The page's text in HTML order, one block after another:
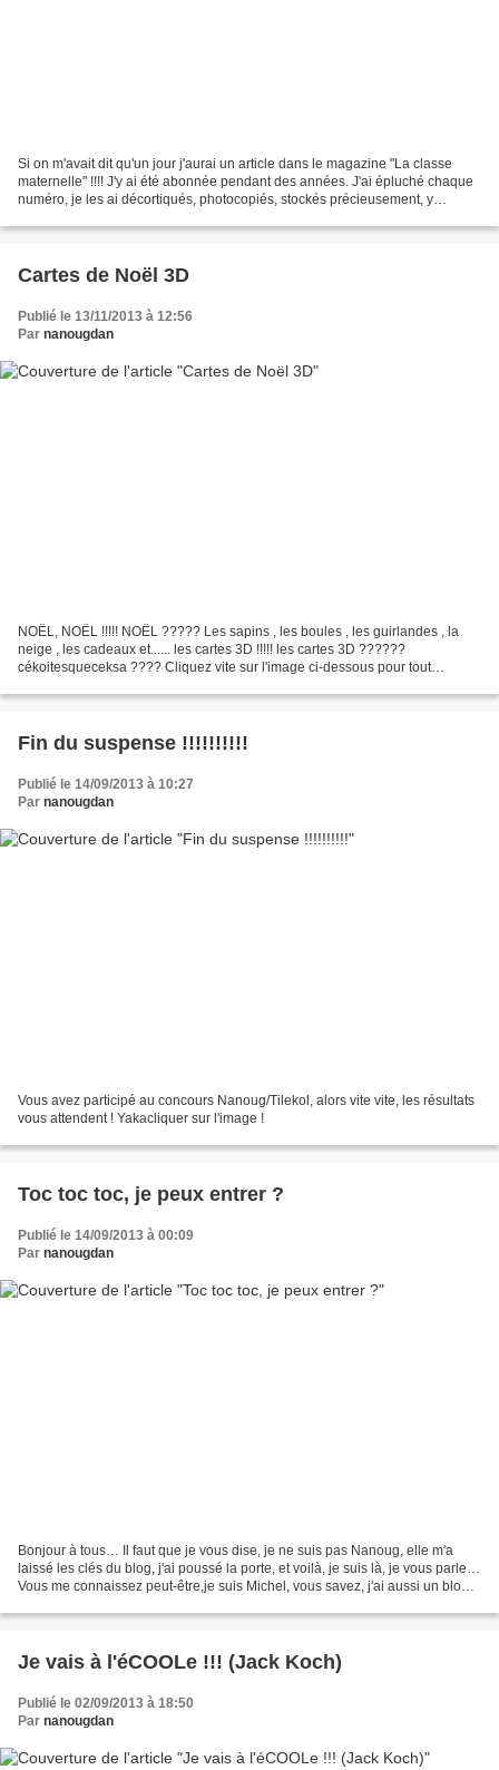
Si on m'avait dit qu'un jour j'aurai un article dans le magazine "La classe
maternelle" !!!! J'y ai été abonnée pendant des années. J'ai épluché chaque
numéro, je les ai décortiqués, photocopiés, stockés précieusement, y
Cartes de Noël 3D
Publié le 13/11/2013 à 12:56
Par nanougdan
NOËL, NOËL !!!!! NOËL ????? Les sapins , les boules , les guirlandes , la
neige , les cadeaux et...... les cartes 3D !!!!! les cartes 3D ??????
cékoitesqueceksa ???? Cliquez vite sur l'image ci-dessous pour tout
Fin du suspense !!!!!!!!!!
Publié le 14/09/2013 à 10:27
Par nanougdan
Vous avez participé au concours Nanoug/Tilekol, alors vite vite, les résultats
vous attendent ! Yakacliquer sur l'image !
Toc toc toc, je peux entrer ?
Publié le 14/09/2013 à 00:09
Par nanougdan
Bonjour à tous… Il faut que je vous dise, je ne suis pas Nanoug, elle m'a
laissé les clés du blog, j'ai poussé la porte, et voilà, je suis là, je vous parle…
Vous me connaissez peut-être,je suis Michel, vous savez, j'ai aussi un blog
Je vais à l'éCOOLe !!! (Jack Koch)
Publié le 02/09/2013 à 18:50
Par nanougdan